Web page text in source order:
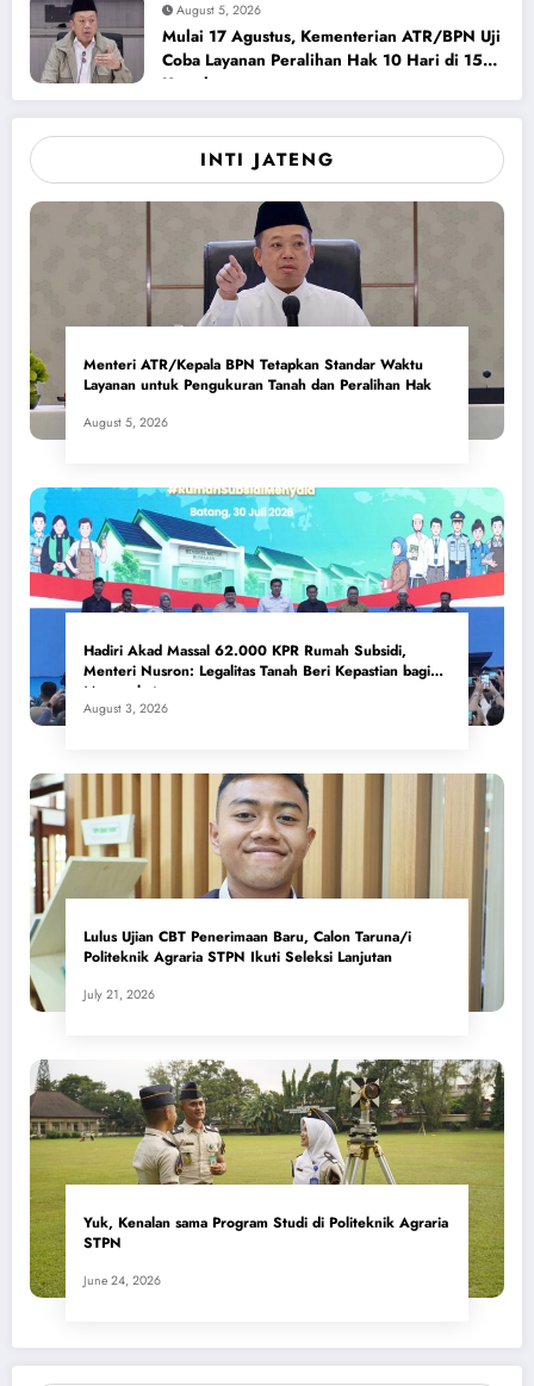
August 5, 2026
Mulai 17 Agustus, Kementerian ATR/BPN Uji
Coba Layanan Peralihan Hak 10 Hari di 15
Kantah
INTI JATENG
Menteri ATR/Kepala BPN Tetapkan Standar Waktu
Layanan untuk Pengukuran Tanah dan Peralihan Hak
August 5, 2026
Hadiri Akad Massal 62.000 KPR Rumah Subsidi,
Menteri Nusron: Legalitas Tanah Beri Kepastian bagi
Masyarakat
August 3, 2026
Lulus Ujian CBT Penerimaan Baru, Calon Taruna/i
Politeknik Agraria STPN Ikuti Seleksi Lanjutan
July 21, 2026
Yuk, Kenalan sama Program Studi di Politeknik Agraria
STPN
June 24, 2026